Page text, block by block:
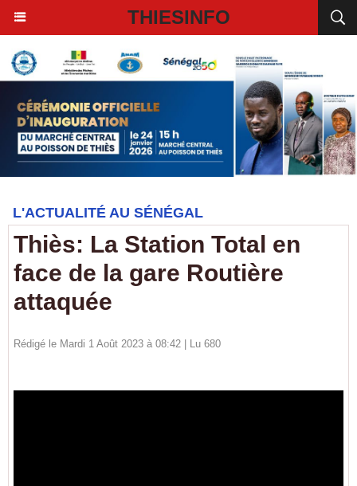
THIESINFO
L'ACTUALITÉ AU SÉNÉGAL
Thiès: La Station Total en
face de la gare Routière
attaquée
Rédigé le Mardi 1 Août 2023 à 08:42 | Lu 680